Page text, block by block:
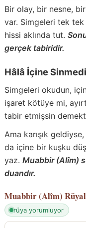
Bir olay, bir nesne,
var. Simgeleri tek tek
hissi aklında tut.
gerçek tabiridir.
Hâlâ İçine
Simgeleri okudun,
işaret kötüye mi,
tabir etmişsin
Ama karışık
da içine bir kuşku
yaz. Muabbir (Alîm)
duandır.
Muabbir (Alîm)
rüya yorumluyor